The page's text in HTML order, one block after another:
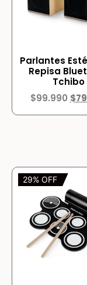
Parlantes
Repisa
Tchibo
$99.990 $
29% OFF